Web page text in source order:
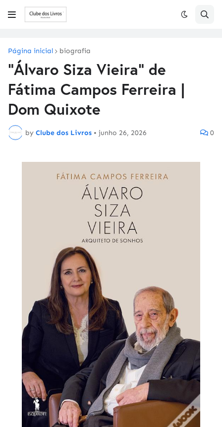
Página inicial biografia
"Álvaro Siza Vieira" de
Fátima Campos Ferreira |
Dom Quixote
by Clube dos Livros • junho 26, 2026 0